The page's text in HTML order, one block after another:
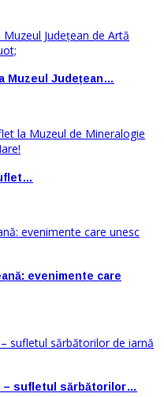
Muzeul Județean…
evenimente care
– sufletul sărbătorilor…